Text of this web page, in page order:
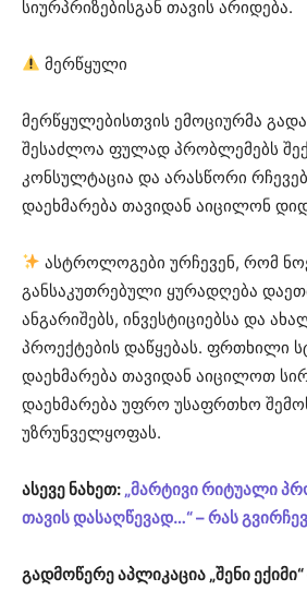
სიურპრიზებისგან თავის არიდება.
მერწყული
მერწყულებისთვის ემოციურმა
შესაძლოა ფულად პრობლემებს
კონსულტაცია და არასწორი
დაეხმარება თავიდან აიცილონ
ასტროლოგები ურჩევენ, რომ
განსაკუთრებული ყურადღება
ანგარიშებს, ინვესტიციებსა და
პროექტების დაწყებას. ფრთხილი
დაეხმარება თავიდან აიცილოთ
დაეხმარება უფრო უსაფრთხო
უზრუნველყოფას.
ასევე ნახეთ: „მარტივი რიტუალი
თავის დასაღწევად…“ – რას
გადმოწერე აპლიკაცია „შენი